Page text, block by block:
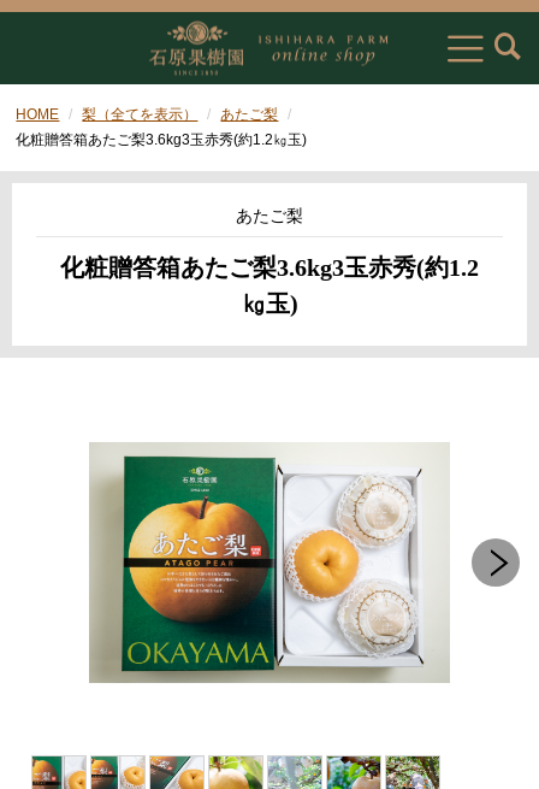
HOME 梨（全てを表示）
あたご梨
化粧贈答箱あたご梨3.6kg3玉赤秀(約1.2㎏玉)
あたご梨
化粧贈答箱あたご梨3.6kg3玉赤秀(約1.2
㎏玉)